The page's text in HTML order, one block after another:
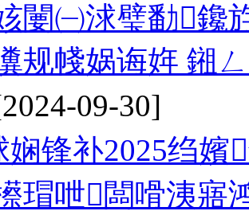
闄㈠浗璧勫鑱
规帴娲诲姩 鎺
09-30]
娴锋补2025绉嬪
瑁呭闆嗗洟寤